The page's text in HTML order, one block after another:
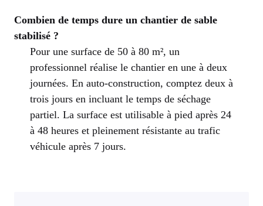
Combien de temps dure un chantier de sable
stabilisé ?
Pour une surface de 50 à 80 m², un
professionnel réalise le chantier en une à deux
journées. En auto-construction, comptez deux à
trois jours en incluant le temps de séchage
partiel. La surface est utilisable à pied après 24
à 48 heures et pleinement résistante au trafic
véhicule après 7 jours.